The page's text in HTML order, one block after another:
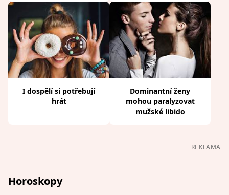
I dospělí si potřebují
hrát
Dominantní ženy
mohou paralyzovat
mužské libido
REKLAMA
Horoskopy